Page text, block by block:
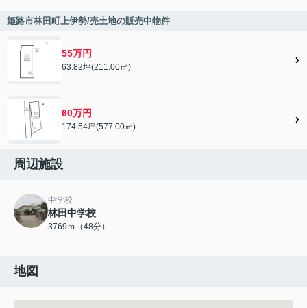
姫路市林田町上伊勢/売土地の販売中物件
55万円
63.82坪(211.00㎡)
60万円
174.54坪(577.00㎡)
周辺施設
中学校
林田中学校
3769ｍ（48分）
地図